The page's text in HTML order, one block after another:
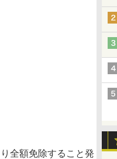
全額免除すること発